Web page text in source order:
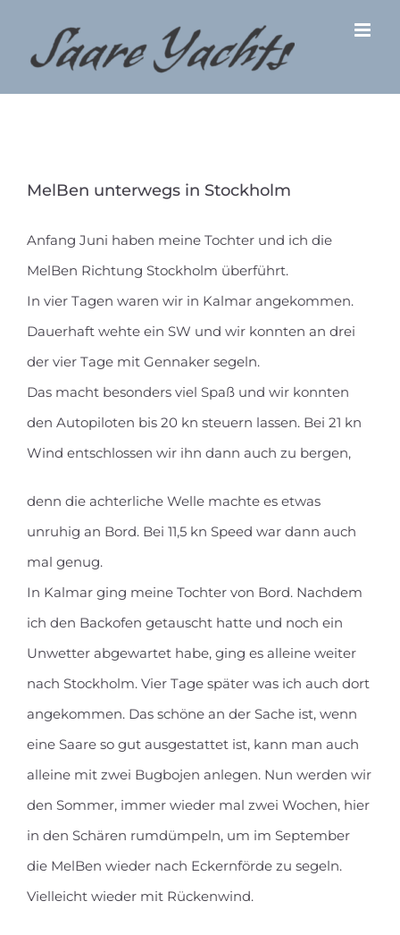
MelBen unterwegs in Stockholm
Anfang Juni haben meine Tochter und ich die
MelBen Richtung Stockholm überführt.
In vier Tagen waren wir in Kalmar angekommen.
Dauerhaft wehte ein SW und wir konnten an drei
der vier Tage mit Gennaker segeln.
Das macht besonders viel Spaß und wir konnten
den Autopiloten bis 20 kn steuern lassen. Bei 21 kn
Wind entschlossen wir ihn dann auch zu bergen,
denn die achterliche Welle machte es etwas
unruhig an Bord. Bei 11,5 kn Speed war dann auch
mal genug.
In Kalmar ging meine Tochter von Bord. Nachdem
ich den Backofen getauscht hatte und noch ein
Unwetter abgewartet habe, ging es alleine weiter
nach Stockholm. Vier Tage später was ich auch dort
angekommen. Das schöne an der Sache ist, wenn
eine Saare so gut ausgestattet ist, kann man auch
alleine mit zwei Bugbojen anlegen. Nun werden wir
den Sommer, immer wieder mal zwei Wochen, hier
in den Schären rumdümpeln, um im September
die MelBen wieder nach Eckernförde zu segeln.
Vielleicht wieder mit Rückenwind.